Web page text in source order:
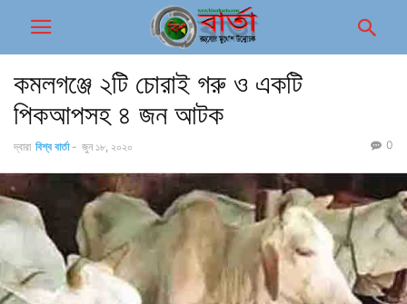
কমলগঞ্জে ২টি চোরাই গরু ও একটি
পিকআপসহ ৪ জন আটক
দ্বারা বিশ্ব বার্তা - জুন ১৮, ২০২০ 0